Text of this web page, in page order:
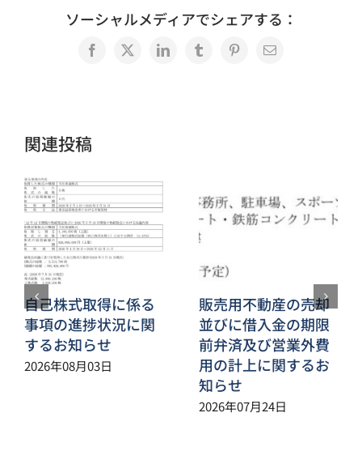
ソーシャルメディアでシェアする：
Facebook
X LinkedInTumblrPinterest
電
関連投稿
自己株式取得に係る
事項の進捗状況に関
するお知らせ
2026年08月03日
販売用不動産の売却
並びに借入金の期限
前弁済及び営業外費
用の計上に関するお
知らせ
2026年07月24日